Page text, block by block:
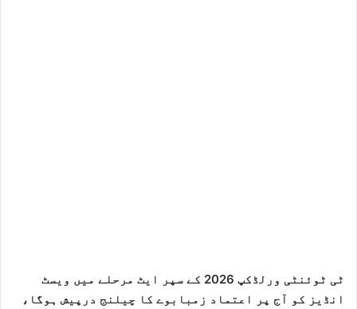
ٹی ٹوئنٹی ورلڈکپ 2026 کے سپر ایٹ مرحلے میں ویسٹ
انڈیز کو آج پر اعتماد زمبابوے کا چیلنج درپیش ہوگا،